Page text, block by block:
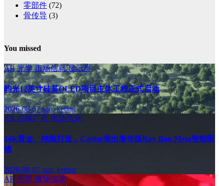
零部件 (72)
骨传导 (3)
You missed
AR光学市场信息显示屏
昀光12英寸硅基OLED项目主体工程正式启动
2026-08-07sun, keting
AR 品牌厂商 市场信息
24K黄金、纯银打造，Caviar推出奢华版Ray-Ban Meta智能眼
镜
2026-08-07 sun, keting
AR 光学 市场信息